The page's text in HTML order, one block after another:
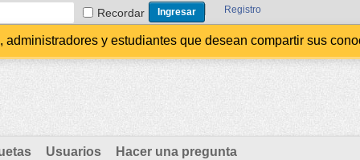
Recordar Registro
y estudiantes que desean compartir sus
Usuarios Hacer una pregunta